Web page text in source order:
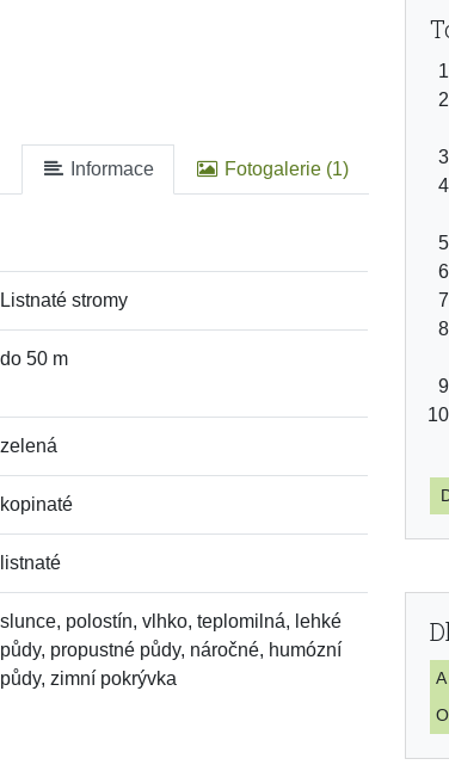
Informace Fotogalerie (1)
Listnaté stromy
do 50 m
zelená
kopinaté
listnaté
slunce, polostín, vlhko, teplomilná, lehké
půdy, propustné půdy, náročné, humózní
půdy, zimní pokrývka
A
O